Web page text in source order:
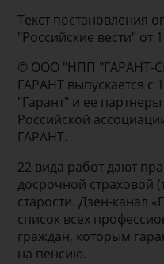
Текст постановления
"Российские вести" от
© ООО "НПП "ГАРАНТ-
ГАРАНТ выпускается с
"Гарант" и ее
Российской
ГАРАНТ.
22 вида работ дают
досрочной страховой
старости. Дзен-канал
список всех
граждан, которым
на пенсию.